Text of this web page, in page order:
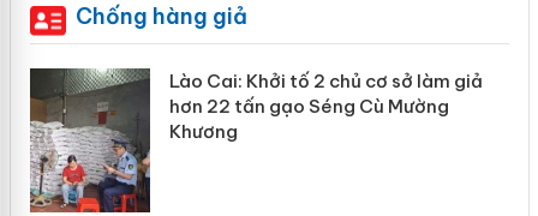
Chống hàng giả
Lào Cai xử lý 83 vụ vi phạm thương
mại trong tháng 7